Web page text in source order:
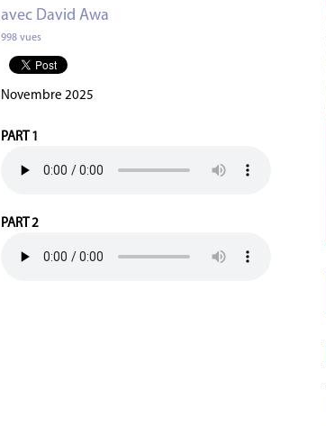
avec David Awa
998 vues
Novembre 2025
PART 1
PART 2